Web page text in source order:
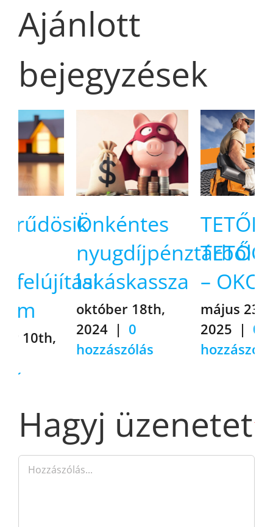
Ajánlott
bejegyzések
Önkéntes
nyugdíjpénztárból
lakáskassza
október 18th,
2024
0
hozzászólás
TETŐFEDÉS,
TETŐCSERE
– OKOSAN!
május 23rd,
0
hozzászólás
Hagyj üzenetet
Hozzászólás